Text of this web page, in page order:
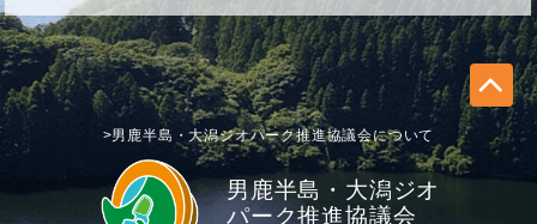
男鹿半島・大潟ジオ
パーク推進協議会
>男鹿半島・大潟ジオパーク推進協議会について